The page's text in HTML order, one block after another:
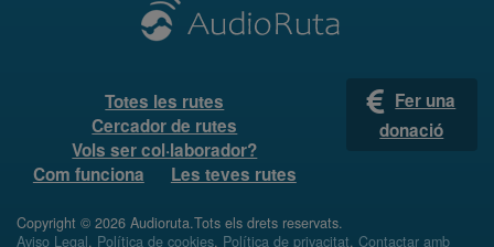
Totes les rutes
Cercador de rutes
Vols ser col·laborador?
Com funciona
Les teves rutes
Fer una
donació
Copyright © 2026 Audioruta.Tots els drets reservats.
Aviso Legal. Política de cookies. Política de privacitat. Contactar amb